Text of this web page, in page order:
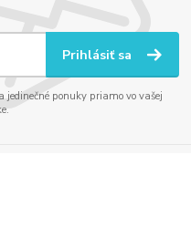
Prihlásiť sa
ponuky priamo vo vašej